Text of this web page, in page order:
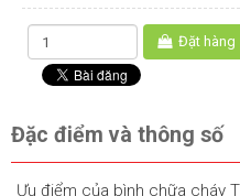
Đặt hàng
Đặc điểm và thông số
Ưu điểm của bình chữa cháy